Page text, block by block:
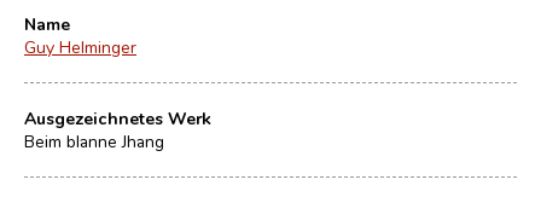
Name
Guy Helminger
Ausgezeichnetes Werk
Beim blanne Jhang